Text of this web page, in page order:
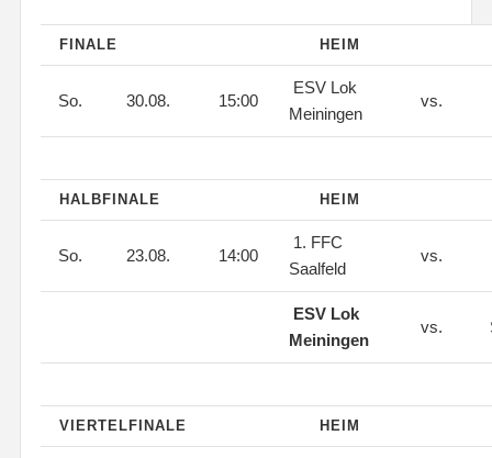
FINALE HEIM
So. 30.08. 15:00
ESV Lok
Meiningen
vs.
HALBFINALE HEIM
So. 23.08. 14:00
1. FFC
Saalfeld
vs.
ESV Lok
Meiningen
vs.
VIERTELFINALE HEIM